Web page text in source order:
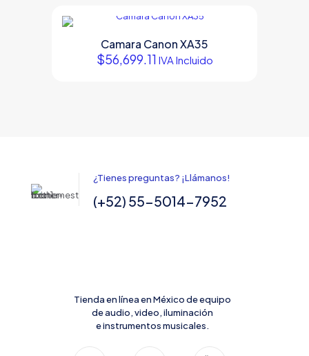
Camara Canon XA35
$56,699.11 IVA Incluido
¿Tienes preguntas? ¡Llámanos!
(+52) 55-5014-7952
Tienda en línea en México de equipo
de audio, video, iluminación
e instrumentos musicales.